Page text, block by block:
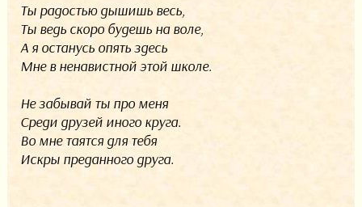
Ты радостью дышишь весь,
Ты ведь скоро будешь на воле,
А я останусь опять здесь
Мне в ненавистной этой школе.
Не забывай ты про меня
Среди друзей иного круга.
Во мне таятся для тебя
Искры преданного друга.